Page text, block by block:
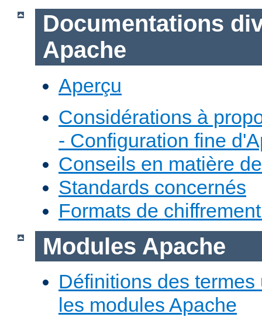
Documentations
Apache
Aperçu
Considérations à
- Configuration fine
Conseils en matière
Standards concernés
Formats de
Modules Apache
Définitions des
les modules Apache